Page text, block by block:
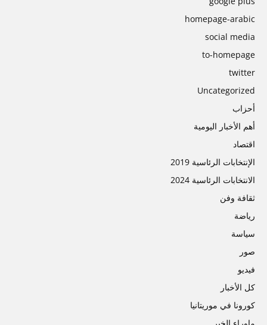
homepage-arabic
social media
to-homepage
twitter
Uncategorized
أحزاب
أهم الأخبار اليومية
اقتصاد
الإنتخابات الرئاسية 2019
الانتخابات الرئاسية 2024
ثقافة وفن
رياضة
سیاسة
صور
فیديو
كل الأخبار
كورونا في موريتانيا